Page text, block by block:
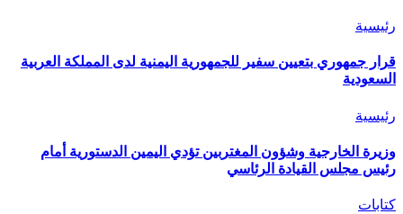
رئيسية
قرار جمهوري بتعيين سفير للجمهورية اليمنية لدى المملكة العربية
السعودية
رئيسية
وزيرة الخارجية وشؤون المغتربين تؤدي اليمين الدستورية أمام
رئيس مجلس القيادة الرئاسي
كتابات